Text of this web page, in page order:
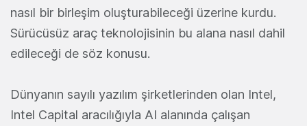
nasıl bir birleşim oluşturabileceği üzerine kurdu.
Sürücüsüz araç teknolojisinin bu alana nasıl dahil
edileceği de söz konusu.
Dünyanın sayılı yazılım şirketlerinden olan Intel,
Intel Capital aracılığıyla AI alanında çalışan